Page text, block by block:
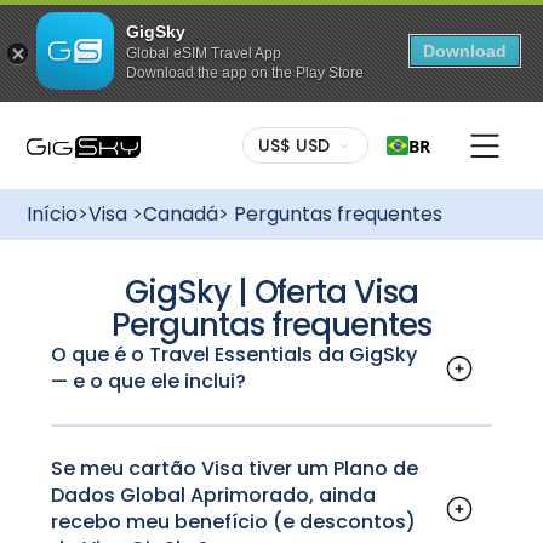
GigSky
Global eSIM Travel App
Download the app on the Play Store
Download
US$ USD BR
Início>Visa >Canadá> Perguntas frequentes
GigSky | Oferta Visa
Perguntas frequentes
O que é o Travel Essentials da GigSky
— e o que ele inclui?
selecionados, projetados para atividades que
consomem menos dados durante a viagem,
como mensagens, mapas e navegação, e-
Se meu cartão Visa tiver um Plano de
Dados Global Aprimorado, ainda
recebo meu benefício (e descontos)